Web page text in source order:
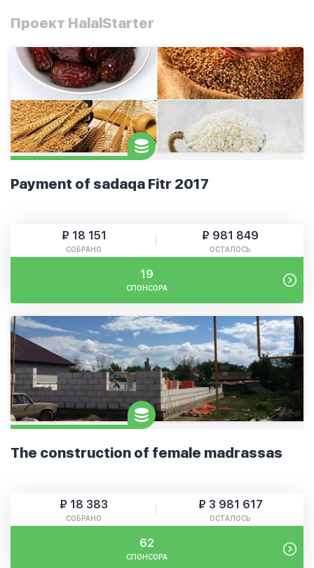
Проект HalalStarter
Payment of sadaqa Fitr 2017
₽ 18 151
СОБРАНО
₽ 981 849
ОСТАЛОСЬ
19
СПОНСОРА
The construction of female madrassas
₽ 18 383
СОБРАНО
₽ 3 981 617
ОСТАЛОСЬ
62
СПОНСОРА